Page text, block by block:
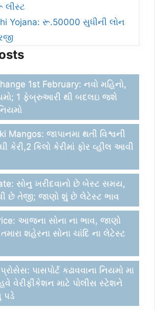
લીસ્ટ
Yojana: રૂ.50000 સુધીની લોન
1st February: નવો મહિનો,
1 ફેબ્રુઆરી થી બદલઇ જશે
Mangos: જાપાનમા થતી વિશ્વની
કેરી,2 કિલો કેરીમાં ફોર વ્હીલ આવી
સોનુ ખરીદવાનો છે બેસ્ટ સમય,
છે તેજી; જાણો શું છે લેટેસ્ટ ભાવ
આજના સોના ના ભાવ, જાણો
શહેરના સોના ચાંદિ ના લેટેસ્ટ
પ્રોસેસ: પાસપોર્ટ કઢાવવાના નિયમો મા
વેરીફીકેશન માટે પોલીસ સ્ટેશને
પડે